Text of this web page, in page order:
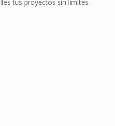
tus proyectos sin límites.